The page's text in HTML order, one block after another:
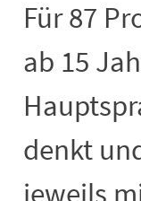
Für 87
ab 15
denkt
jeweils